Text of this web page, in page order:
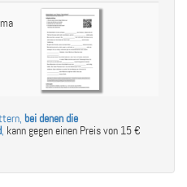
bei denen die
, kann gegen einen Preis von 15 €